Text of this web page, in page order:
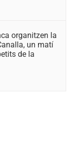
organitzen la
un matí
de la